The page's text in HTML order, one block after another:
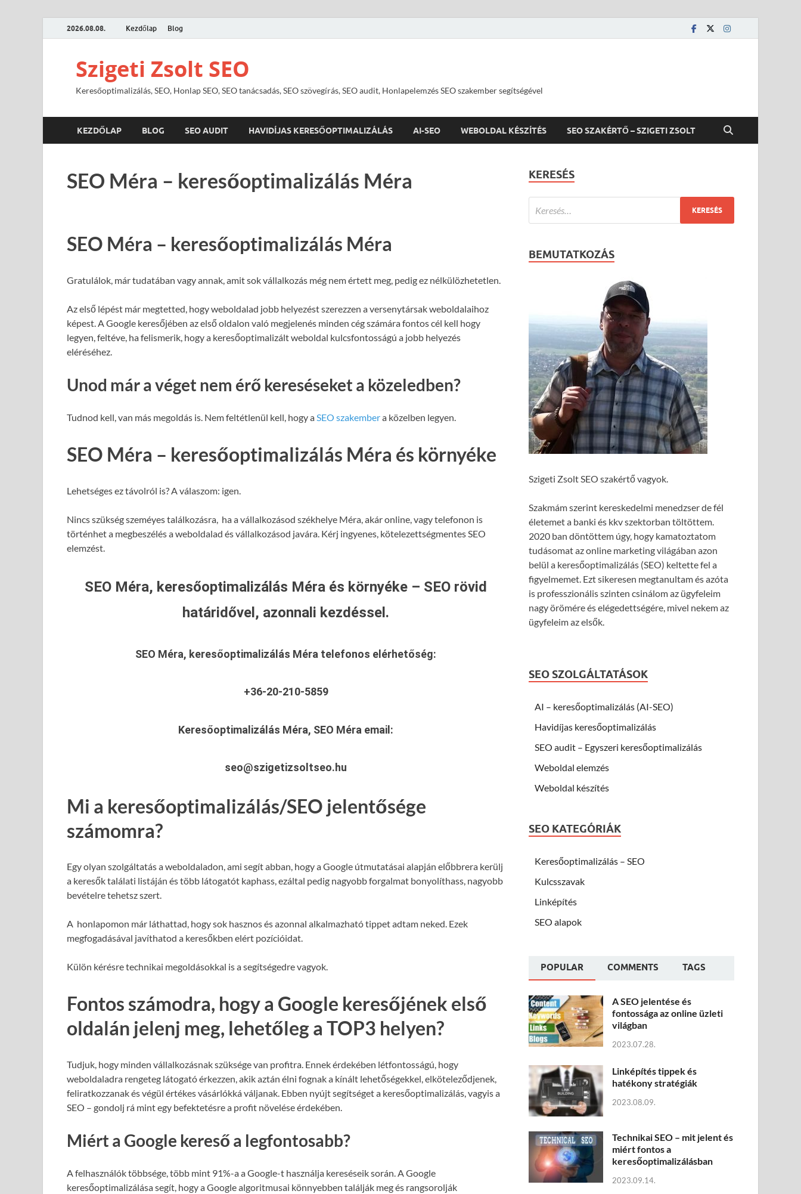
2026.08.08. Kezdőlap Blog
Szigeti Zsolt SEO
Keresőoptimalizálás, SEO, Honlap SEO, SEO tanácsadás, SEO szövegírás, SEO audit, Honlapelemzés SEO szakember segítségével
KEZDŐLAP BLOG SEO AUDIT HAVIDÍJAS KERESŐOPTIMALIZÁLÁS AI-SEO WEBOLDAL KÉSZÍTÉS SEO SZAKÉRTŐ – SZIGETI ZSOLT
SEO Méra – keresőoptimalizálás Méra
SEO Méra – keresőoptimalizálás Méra
Gratulálok, már tudatában vagy annak, amit sok vállalkozás még nem értett meg, pedig ez nélkülözhetetlen.
Az első lépést már megtetted, hogy weboldalad jobb helyezést szerezzen a versenytársak weboldalaihoz
képest. A Google keresőjében az első oldalon való megjelenés minden cég számára fontos cél kell hogy
legyen, feltéve, ha felismerik, hogy a keresőoptimalizált weboldal kulcsfontosságú a jobb helyezés
eléréséhez.
Unod már a véget nem érő kereséseket a közeledben?
Tudnod kell, van más megoldás is. Nem feltétlenül kell, hogy aSEO szakembera közelben legyen.
SEO Méra – keresőoptimalizálás Méra és környéke
Lehetséges ez távolról is? A válaszom: igen.
Nincs szükség szeméyes találkozásra, ha a vállalkozásod székhelye Méra, akár online, vagy telefonon is
történhet a megbeszélés a weboldalad és vállalkozásod javára. Kérj ingyenes, kötelezettségmentes SEO
elemzést.
SEO Méra, keresőoptimalizálás Méra és környéke – SEO rövid
határidővel, azonnali kezdéssel.
SEO Méra, keresőoptimalizálás Méra telefonos elérhetőség:
+36-20-210-5859
Keresőoptimalizálás Méra, SEO Méra email:
seo@szigetizsoltseo.hu
Mi a keresőoptimalizálás/SEO jelentősége
számomra?
Egy olyan szolgáltatás a weboldaladon, ami segít abban, hogy a Google útmutatásai alapján előbbrera kerülj
a keresők találati listáján és több látogatót kaphass, ezáltal pedig nagyobb forgalmat bonyolíthass, nagyobb
bevételre tehetsz szert.
A honlapomon már láthattad, hogy sok hasznos és azonnal alkalmazható tippet adtam neked. Ezek
megfogadásával javíthatod a keresőkben elért pozícióidat.
Külön kérésre technikai megoldásokkal is a segítségedre vagyok.
Fontos számodra, hogy a Google keresőjének első
oldalán jelenj meg, lehetőleg a TOP3 helyen?
Tudjuk, hogy minden vállalkozásnak szüksége van profitra. Ennek érdekében létfontosságú, hogy
weboldaladra rengeteg látogató érkezzen, akik aztán élni fognak a kínált lehetőségekkel, elköteleződjenek,
feliratkozzanak és végül értékes vásárlókká váljanak. Ebben nyújt segítséget a keresőoptimalizálás, vagyis a
SEO – gondolj rá mint egy befektetésre a profit növelése érdekében.
Miért a Google kereső a legfontosabb?
A felhasználók többsége, több mint 91%-a a Google-t használja kereséseik során. A Google
keresőoptimalizálása segít, hogy a Google algoritmusai könnyebben találják meg és rangsorolják
KERESÉS
BEMUTATKOZÁS
Szigeti Zsolt SEO szakértő vagyok.
Szakmám szerint kereskedelmi menedzser de fél
életemet a banki és kkv szektorban töltöttem.
2020 ban döntöttem úgy, hogy kamatoztatom
tudásomat az online marketing világában azon
belül a keresőoptimalizálás (SEO) keltette fel a
figyelmemet. Ezt sikeresen megtanultam és azóta
is professzionális szinten csinálom az ügyfeleim
nagy örömére és elégedettségére, mivel nekem az
ügyfeleim az elsők.
SEO SZOLGÁLTATÁSOK
AI – keresőoptimalizálás (AI-SEO)
Havidíjas keresőoptimalizálás
SEO audit – Egyszeri keresőoptimalizálás
Weboldal elemzés
Weboldal készítés
SEO KATEGÓRIÁK
Keresőoptimalizálás – SEO
Kulcsszavak
Linképítés
SEO alapok
POPULAR COMMENTS TAGS
A SEO jelentése és
fontossága az online üzleti
világban
2023.07.28.
Linképítés tippek és
hatékony stratégiák
2023.08.09.
Technikai SEO – mit jelent és
miért fontos a
keresőoptimalizálásban
2023.09.14.